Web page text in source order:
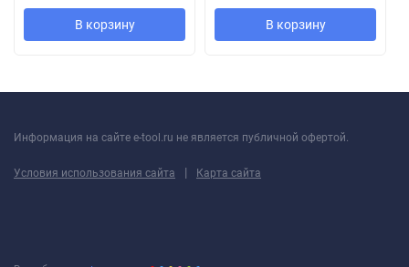
В корзину В корзину
Информация на сайте e-tool.ru не является публичной офертой.
Условия использования сайта | Карта сайта